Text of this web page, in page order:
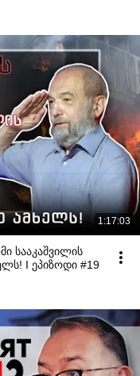
1:17:03
სააკაშვილის
I ეპიზოდი #19